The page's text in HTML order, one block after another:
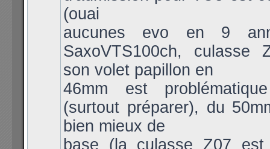
(ouai
aucunes evo en 9
SaxoVTS100ch, culasse
son volet papillon en
46mm est
(surtout préparer), du
bien mieux de
base (la culasse Z07 est